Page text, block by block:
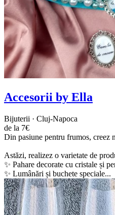
Accesorii by Ella
Bijuterii · Cluj-Napoca
de la 7€
Din pasiune pentru frumos, creez
Astăzi, realizez o varietate de
✨ Pahare decorate cu cristale și
✨ Lumânări și buchete speciale...